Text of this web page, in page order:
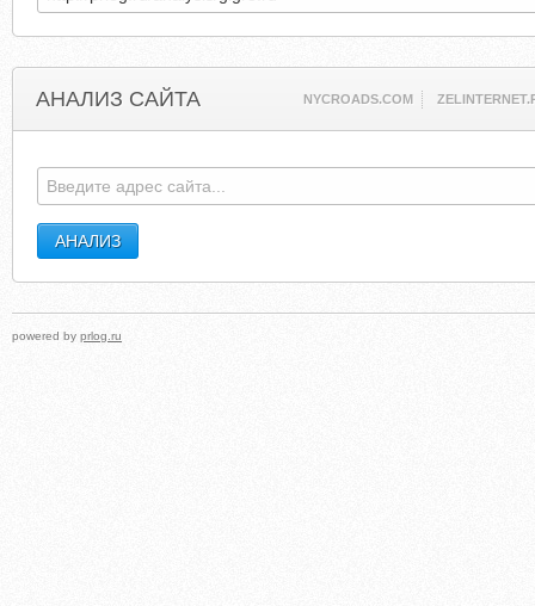
АНАЛИЗ САЙТА NYCROADS.COM
powered by prlog.ru